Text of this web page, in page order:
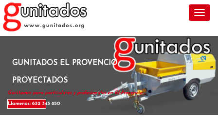
GUNITADOS EL PROVENCIO
PROYECTADOS
Gunitamos para particulares y profesionales en El Provencio .
Llamenos: 632 345 850